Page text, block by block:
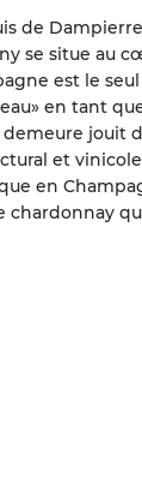
de Dampierre
se situe au
est le
en tant
jouit
et
en
chardonnay